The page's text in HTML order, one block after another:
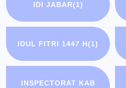
IDI JABAR(1)
IDUL FITRI 1447 H(1)
INSPECTORAT KAB